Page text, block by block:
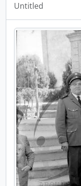
Untitled